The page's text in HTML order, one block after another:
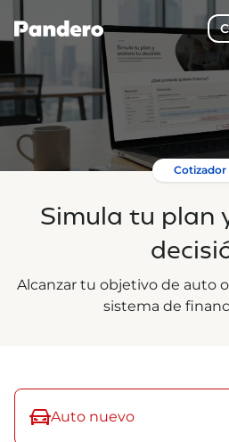
Cotizador
Simula tu plan
Alcanzar tu objetivo de auto
sistema de
Auto nuevo